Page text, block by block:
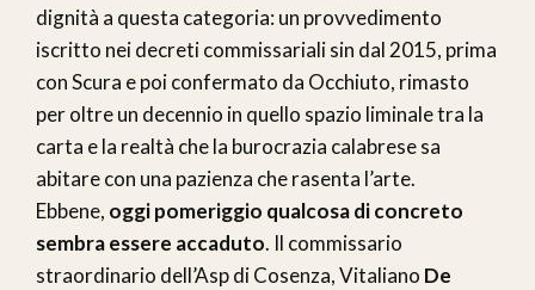
dignità a questa categoria: un provvedimento
iscritto nei decreti commissariali sin dal 2015, prima
con Scura e poi confermato da Occhiuto, rimasto
per oltre un decennio in quello spazio liminale tra la
carta e la realtà che la burocrazia calabrese sa
abitare con una pazienza che rasenta l’arte.
Ebbene, oggi pomeriggio qualcosa di concreto
sembra essere accaduto. Il commissario
straordinario dell’Asp di Cosenza, Vitaliano De